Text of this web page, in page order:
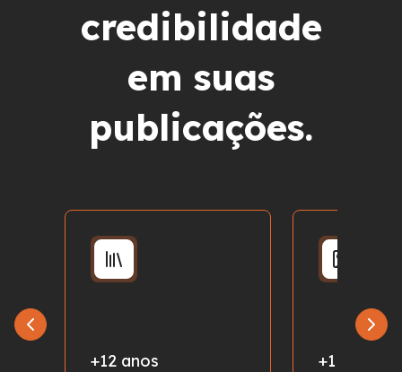
credibilidade
em suas
publicações.
+12 anos
+1 milhão